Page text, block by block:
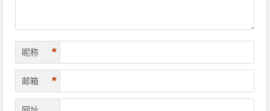
昵称 *
邮箱 *